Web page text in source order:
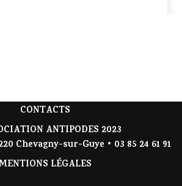
CONTACTS
ANTIPODES 2023
Chevagny-sur-Guye • 03 85 24 61 91
LÉGALES